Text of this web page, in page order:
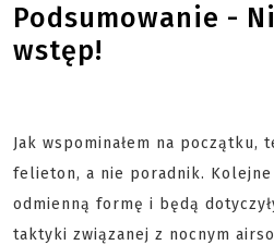
Podsumowanie -
wstęp!
Jak wspominałem na
felieton, a nie poradnik. Kolejne
odmienną formę i będą
taktyki związanej z nocnym